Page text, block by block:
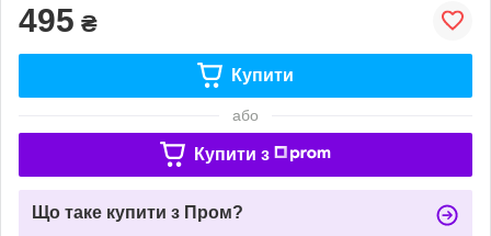
495 ₴
Купити
або
Купити з
Що таке купити з Пром?